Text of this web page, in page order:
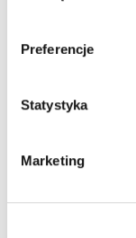
Preferencje
Statystyka
Marketing